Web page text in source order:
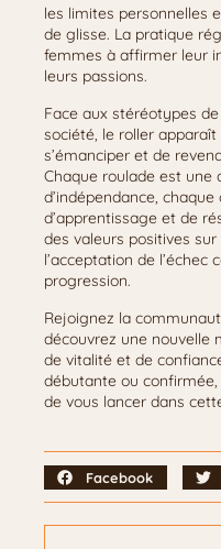
les limites personnelles
de glisse. La pratique
femmes à affirmer leur
leurs passions.
Face aux stéréotypes
société, le roller
s’émanciper et de
Chaque roulade est
d’indépendance,
d’apprentissage et de
des valeurs positives
l’acceptation de
progression.
Rejoignez la
découvrez une nouvelle
de vitalité et de
débutante ou
de vous lancer dans
Facebook